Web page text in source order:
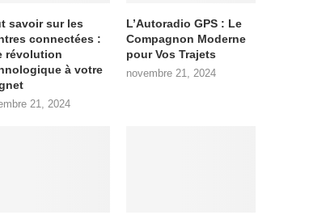
savoir sur les
connectées :
révolution
à votre
21, 2024
L’Autoradio GPS : Le
Compagnon Moderne
pour Vos Trajets
novembre 21, 2024